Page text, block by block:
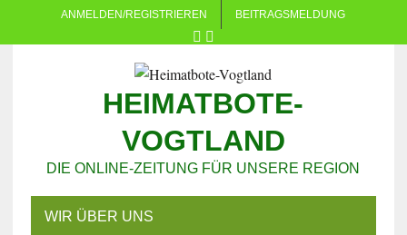
ANMELDEN/REGISTRIEREN BEITRAGSMELDUNG
HEIMATBOTE-
VOGTLAND
DIE ONLINE-ZEITUNG FÜR UNSERE REGION
WIR ÜBER UNS